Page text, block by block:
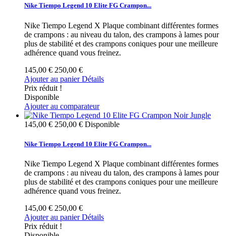
Nike Tiempo Legend 10 Elite FG Crampon...
Nike Tiempo Legend X Plaque combinant différentes formes
de crampons : au niveau du talon, des crampons à lames pour
plus de stabilité et des crampons coniques pour une meilleure
adhérence quand vous freinez.
145,00 € 250,00 €
Ajouter au panier Détails
Prix réduit !
Disponible
Ajouter au comparateur
145,00 € 250,00 € Disponible
Nike Tiempo Legend 10 Elite FG Crampon...
Nike Tiempo Legend X Plaque combinant différentes formes
de crampons : au niveau du talon, des crampons à lames pour
plus de stabilité et des crampons coniques pour une meilleure
adhérence quand vous freinez.
145,00 € 250,00 €
Ajouter au panier Détails
Prix réduit !